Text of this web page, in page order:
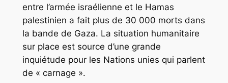
entre l’armée israélienne et le Hamas
palestinien a fait plus de 30 000 morts dans
la bande de Gaza. La situation humanitaire
sur place est source d’une grande
inquiétude pour les Nations unies qui parlent
de « carnage ».